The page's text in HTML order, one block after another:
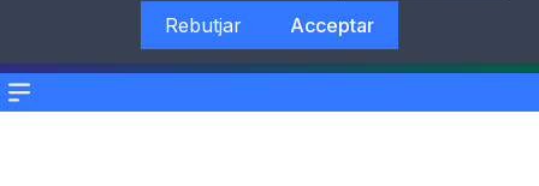
Menu
Rebutjar
Acceptar